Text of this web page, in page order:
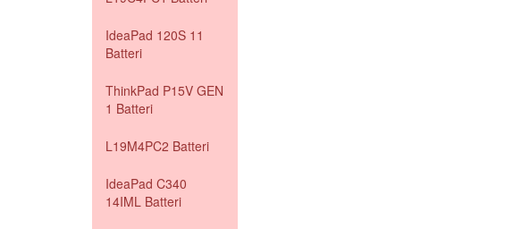
IdeaPad 120S 11
Batteri
ThinkPad P15V GEN
1 Batteri
L19M4PC2 Batteri
IdeaPad C340
14IML Batteri